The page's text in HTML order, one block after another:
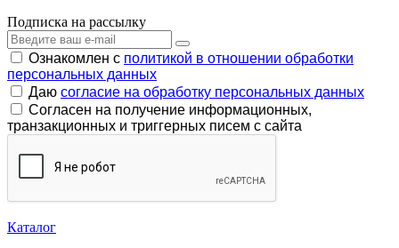
Подписка на рассылку
Ознакомлен с политикой в отношении обработки
персональных данных
Даю согласие на обработку персональных данных
Согласен на получение информационных,
транзакционных и триггерных писем с сайта
Каталог